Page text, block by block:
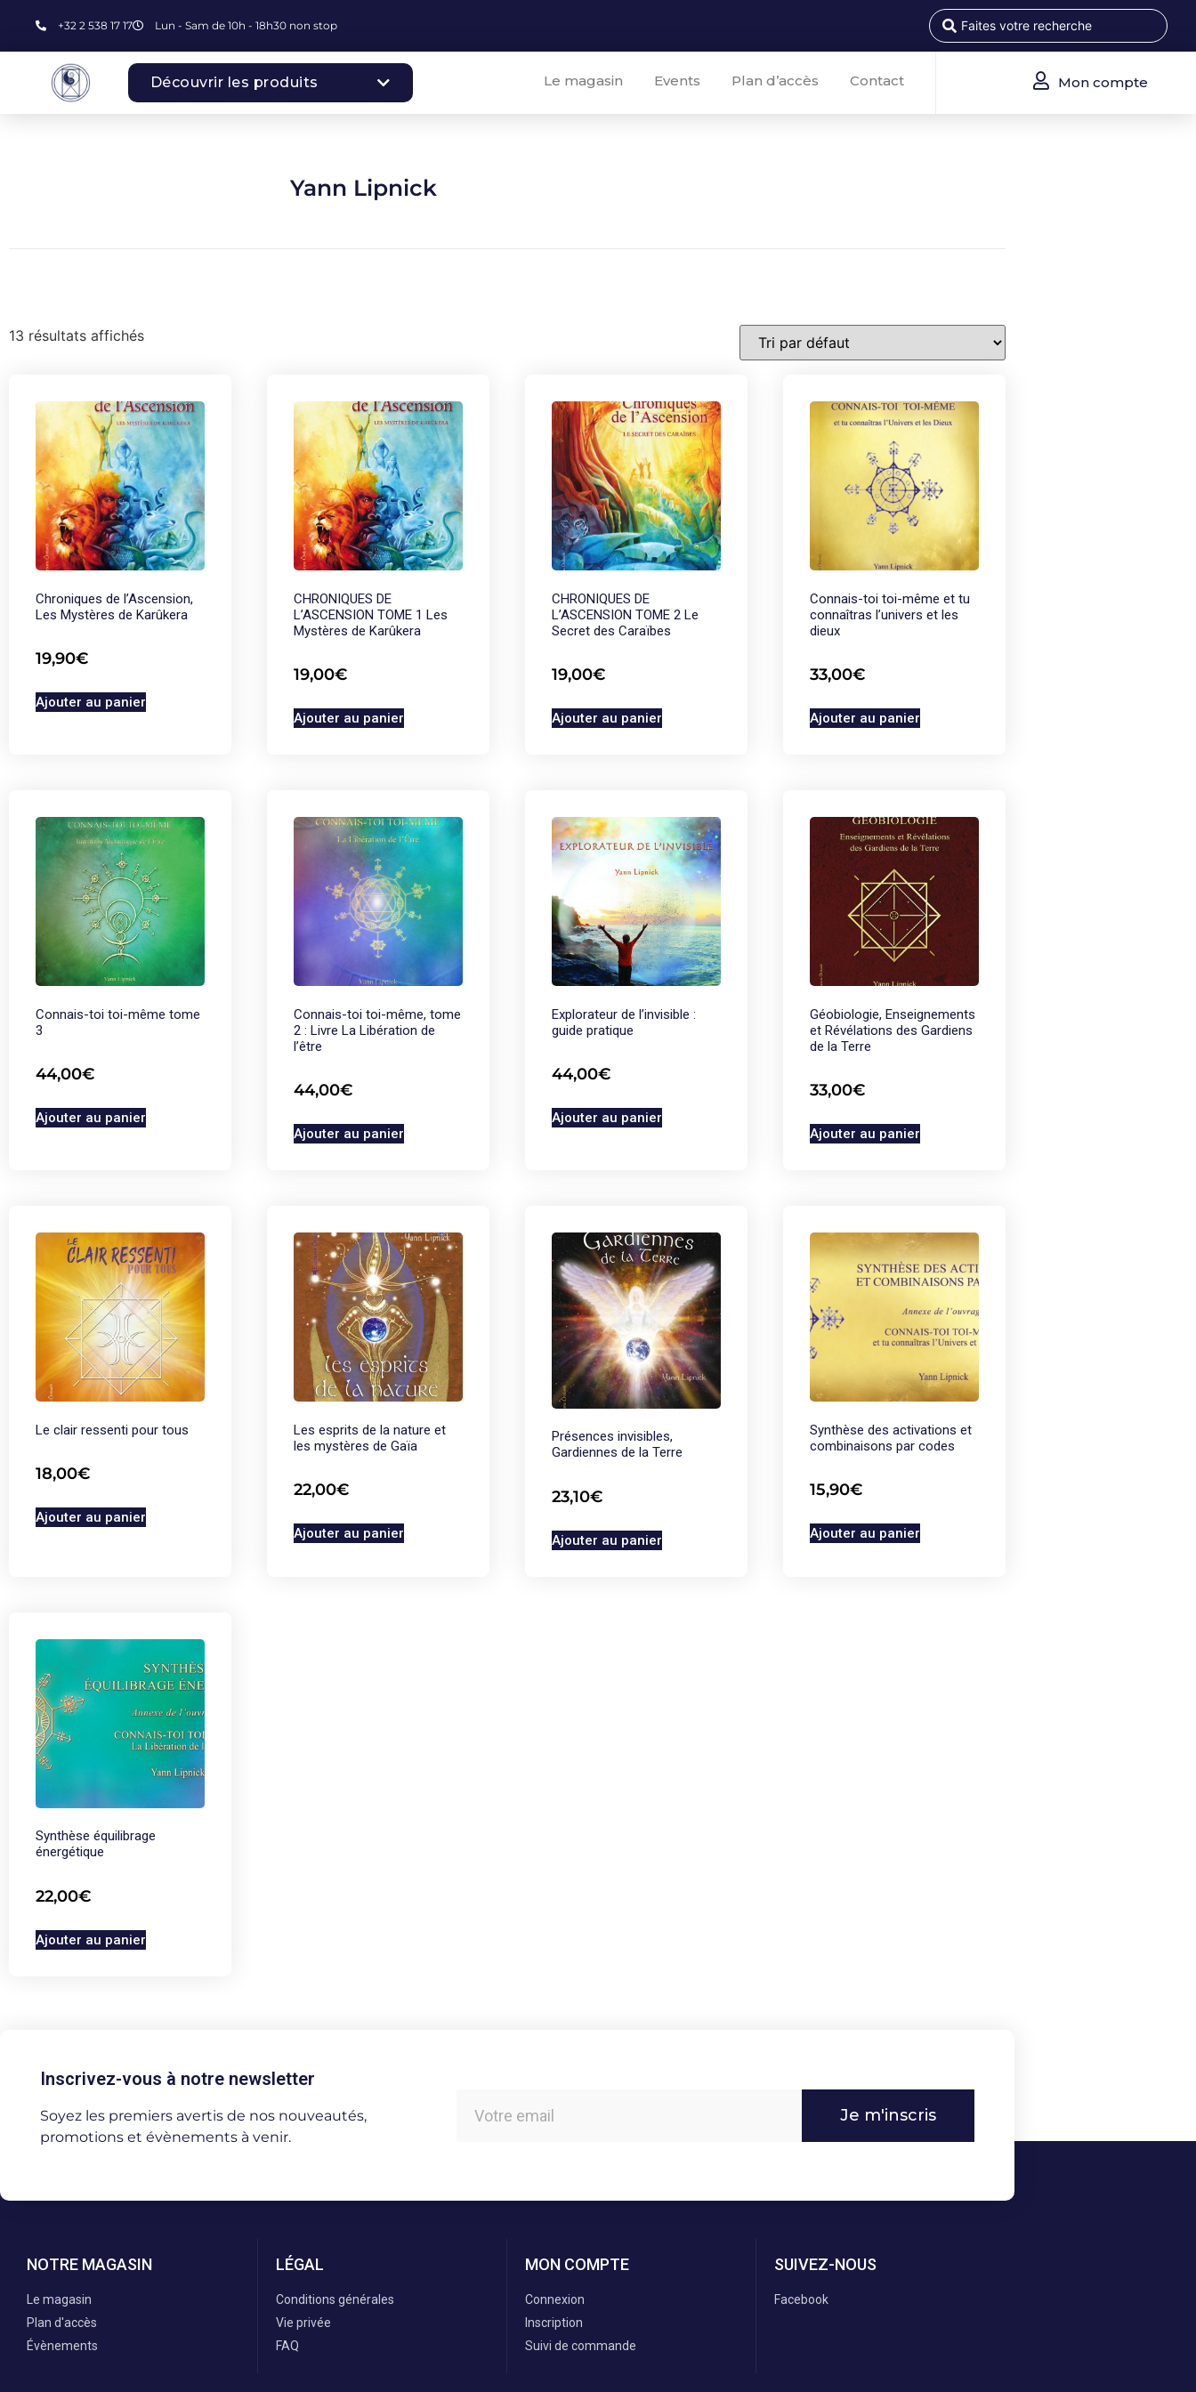
+32 2 538 17 17 Lun - Sam de 10h - 18h30 non stop
Découvrir les produits Le magasin Events Plan d’accès Contact Mon compte
Yann Lipnick
13 résultats affichés
Chroniques de l’Ascension,
Les Mystères de Karûkera
19,90€
Ajouter au panier
CHRONIQUES DE
L’ASCENSION TOME 1 Les
Mystères de Karûkera
19,00€
Ajouter au panier
CHRONIQUES DE
L’ASCENSION TOME 2 Le
Secret des Caraïbes
19,00€
Ajouter au panier
Connais-toi toi-même et tu
connaîtras l’univers et les
dieux
33,00€
Ajouter au panier
Connais-toi toi-même tome
3
44,00€
Ajouter au panier
Connais-toi toi-même, tome
2 : Livre La Libération de
l’être
44,00€
Ajouter au panier
Explorateur de l’invisible :
guide pratique
44,00€
Ajouter au panier
Géobiologie, Enseignements
et Révélations des Gardiens
de la Terre
33,00€
Ajouter au panier
Le clair ressenti pour tous
18,00€
Ajouter au panier
Les esprits de la nature et
les mystères de Gaïa
22,00€
Ajouter au panier
Présences invisibles,
Gardiennes de la Terre
23,10€
Ajouter au panier
Synthèse des activations et
combinaisons par codes
15,90€
Ajouter au panier
Synthèse équilibrage
énergétique
22,00€
Ajouter au panier
Inscrivez-vous à notre newsletter
Soyez les premiers avertis de nos nouveautés,
promotions et évènements à venir.
Je m'inscris
NOTRE MAGASIN
Le magasin
Plan d'accès
Évènements
LÉGAL
Conditions générales
Vie privée
FAQ
MON COMPTE
Connexion
Inscription
Suivi de commande
SUIVEZ-NOUS
Facebook